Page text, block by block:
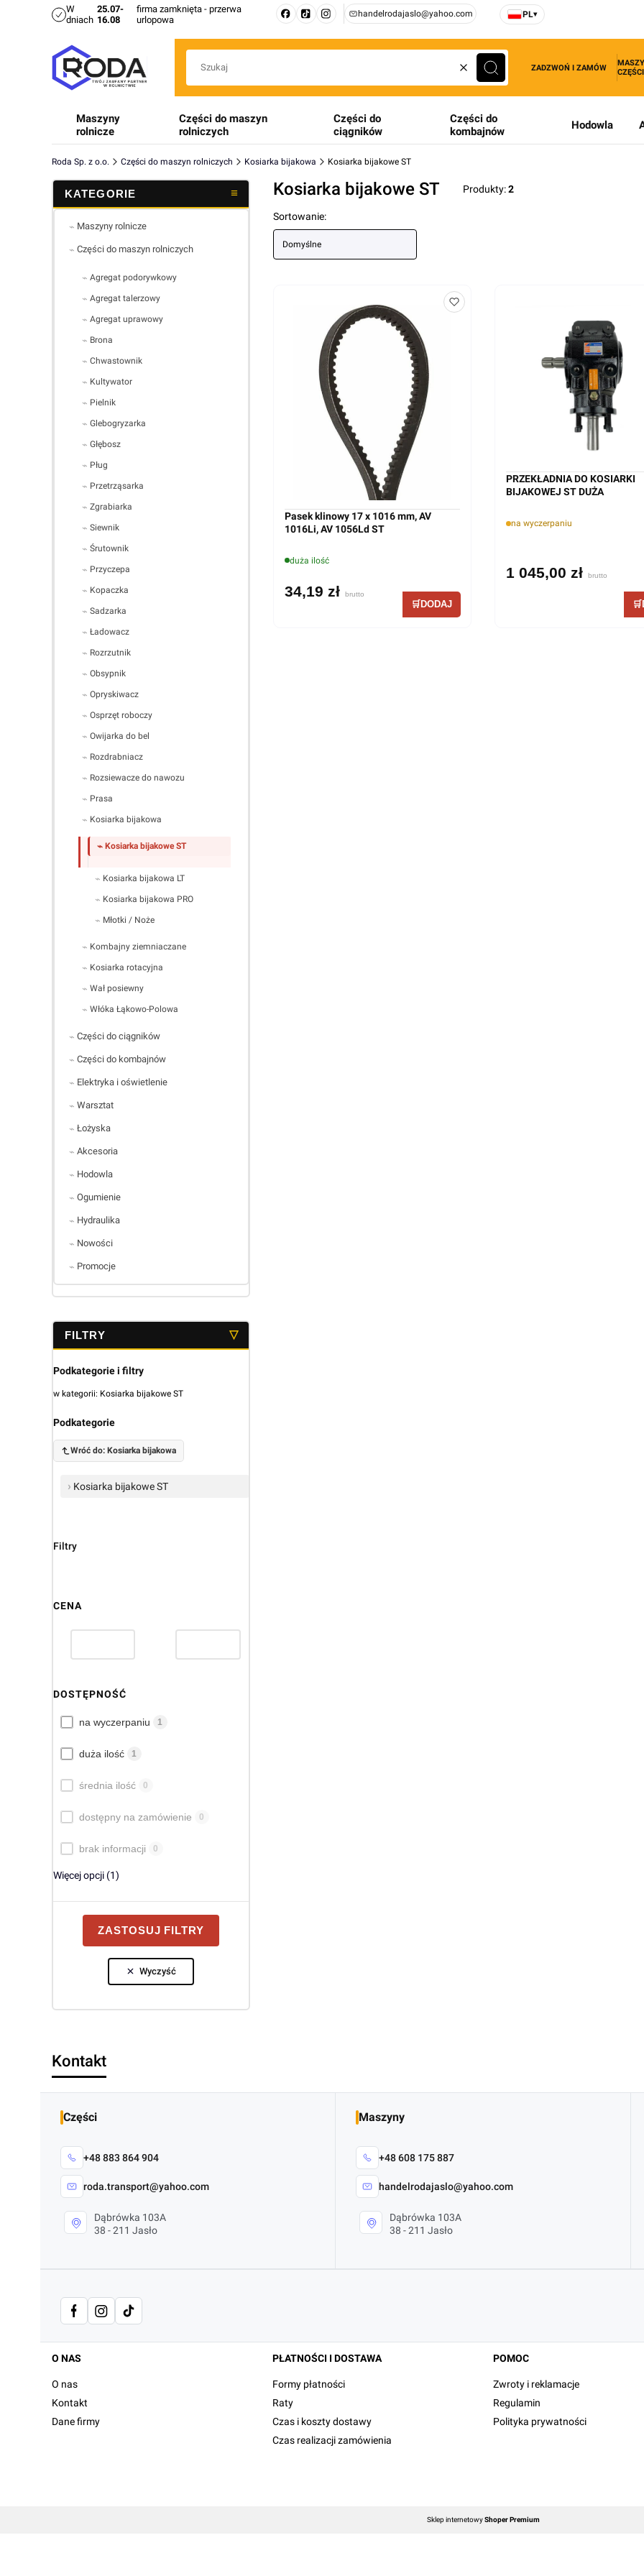
W
dniach
25.07-
16.08
firma zamknięta - przerwa
urlopowa
handelrodajaslo@yahoo.com PL▾
WyczyśćSzukaj
ZADZWOŃ I ZAMÓW
Maszyny
rolnicze
Części do maszyn
rolniczych
Części do
ciągników
Części do
kombajnów
Hodowla
Roda Sp. z o.o. Części do maszyn rolniczych Kosiarka bijakowa Kosiarka bijakowe ST
Maszyny rolnicze
Części do maszyn rolniczych
Agregat podorywkowy
Agregat talerzowy
Agregat uprawowy
Brona
Chwastownik
Kultywator
Pielnik
Glebogryzarka
Głębosz
Pług
Przetrząsarka
Zgrabiarka
Siewnik
Śrutownik
Przyczepa
Kopaczka
Sadzarka
Ładowacz
Rozrzutnik
Obsypnik
Opryskiwacz
Osprzęt roboczy
Owijarka do bel
Rozdrabniacz
Rozsiewacze do nawozu
Prasa
Kosiarka bijakowa
Kosiarka bijakowe ST
Kosiarka bijakowa LT
Kosiarka bijakowa PRO
Młotki / Noże
Kombajny ziemniaczane
Kosiarka rotacyjna
Wał posiewny
Włóka Łąkowo-Polowa
Części do ciągników
Części do kombajnów
Elektryka i oświetlenie
Warsztat
Łożyska
Akcesoria
Hodowla
Ogumienie
Hydraulika
Nowości
Promocje
Koniec menu
Podkategorie i filtry
w kategorii: Kosiarka bijakowe ST
Podkategorie
Wróć do: Kosiarka bijakowa
Kosiarka bijakowe ST
Filtry
Wyczyść
CENA
DOSTĘPNOŚĆ
Dostępnośćna wyczerpaniu 1
duża ilość 1
średnia ilość 0
dostępny na zamówienie 0
brak informacji 0
Więcej opcji (1)
ZASTOSUJ FILTRY
Kosiarka bijakowe ST Produkty:2
Lista produktów
Sortowanie:
Domyślne
Pasek klinowy 17 x 1016 mm, AV
1016Li, AV 1056Ld ST
duża ilość
34,19 zł
PRZEKŁADNIA DO KOSIARKI
BIJAKOWEJ ST DUŻA
na wyczerpaniu
1 045,00 zł
Kontakt
Części
+48 883 864 904
roda.transport@yahoo.com
Dąbrówka 103A
38 - 211 Jasło
Maszyny
+48 608 175 887
handelrodajaslo@yahoo.com
Dąbrówka 103A
38 - 211 Jasło
Linki w stopce
O NAS
O nas
Kontakt
Dane firmy
PŁATNOŚCI I DOSTAWA
Formy płatności
Raty
Czas i koszty dostawy
Czas realizacji zamówienia
POMOC
Zwroty i reklamacje
Regulamin
Polityka prywatności
Sklep internetowyShoper Premium